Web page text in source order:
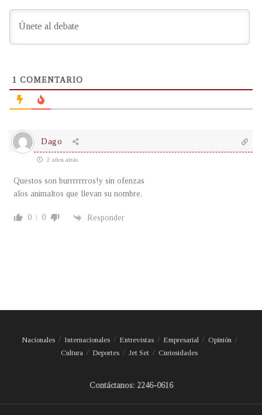
1 COMENTARIO
Dago
2 años atrás
Questos son burrrrrrros!y sin ofenzas
alos animaltos que llevan su nombre.
0 0 Responder
Nacionales Internacionales Entrevistas Empresarial
Opinión
Cultura
Deportes Jet Set Curiosidades
Contáctanos: 2246-0616